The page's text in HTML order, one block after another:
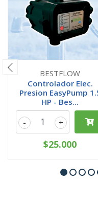
BESTFLOW
Controlador Elec.
Presion EasyPump
HP - Bes...
+
-
$25.000